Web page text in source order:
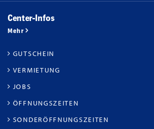
Center-Infos
Mehr
GUTSCHEIN
VERMIETUNG
JOBS
ÖFFNUNGSZEITEN
SONDERÖFFNUNGSZEITEN